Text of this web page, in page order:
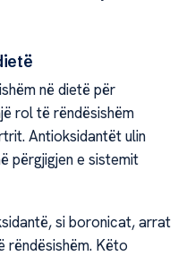
në dietë për
rol të rëndësishëm
Antioksidantët ulin
përgjigjen e sistemit
si boronicat, arrat
rëndësishëm. Këto